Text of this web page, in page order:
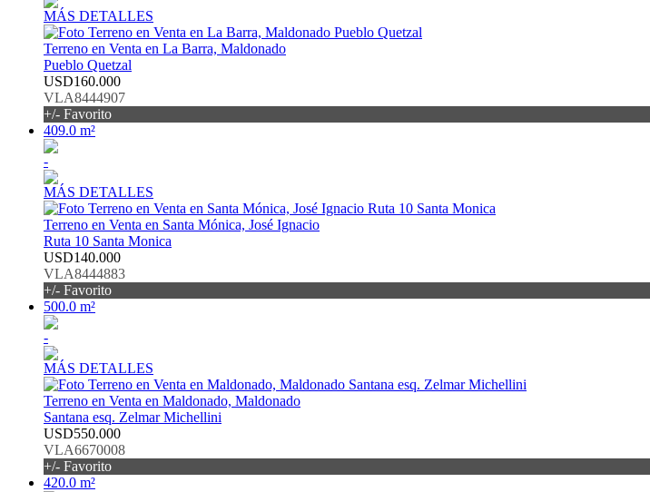
MÁS DETALLES
Terreno en Venta en La Barra, Maldonado
Pueblo Quetzal
USD160.000
VLA8444907
+/- Favorito
409.0 m²
-
MÁS DETALLES
Terreno en Venta en Santa Mónica, José Ignacio
Ruta 10 Santa Monica
USD140.000
VLA8444883
+/- Favorito
500.0 m²
-
MÁS DETALLES
Terreno en Venta en Maldonado, Maldonado
Santana esq. Zelmar Michellini
USD550.000
VLA6670008
+/- Favorito
420.0 m²